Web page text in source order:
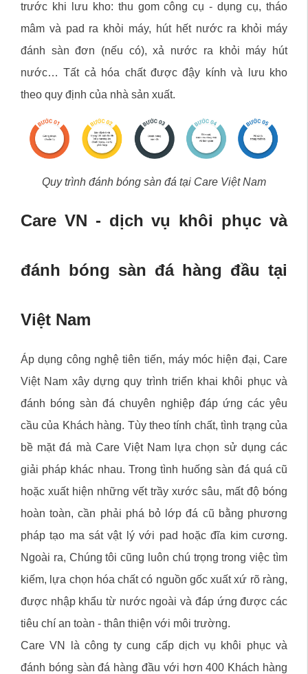
trước khi lưu kho: thu gom công cụ - dụng cụ, tháo
mâm và pad ra khỏi máy, hút hết nước ra khỏi máy
đánh sàn đơn (nếu có), xả nước ra khỏi máy hút
nước… Tất cả hóa chất được đậy kính và lưu kho
theo quy định của nhà sản xuất.
Quy trình đánh bóng sàn đá tại Care Việt Nam
Care VN - dịch vụ khôi phục và
đánh bóng sàn đá hàng đầu tại
Việt Nam
Áp dụng công nghệ tiên tiến, máy móc hiện đại, Care
Việt Nam xây dựng quy trình triển khai khôi phục và
đánh bóng sàn đá chuyên nghiệp đáp ứng các yêu
cầu của Khách hàng. Tùy theo tính chất, tình trạng của
bề mặt đá mà Care Việt Nam lựa chọn sử dụng các
giải pháp khác nhau. Trong tình huống sàn đá quá cũ
hoặc xuất hiện những vết trầy xước sâu, mất độ bóng
hoàn toàn, cần phải phá bỏ lớp đá cũ bằng phương
pháp tạo ma sát vật lý với pad hoặc đĩa kim cương.
Ngoài ra, Chúng tôi cũng luôn chú trọng trong việc tìm
kiếm, lựa chọn hóa chất có nguồn gốc xuất xứ rõ ràng,
được nhập khẩu từ nước ngoài và đáp ứng được các
tiêu chí an toàn - thân thiện với môi trường.
Care VN là công ty cung cấp dịch vụ khôi phục và
đánh bóng sàn đá hàng đầu với hơn 400 Khách hàng